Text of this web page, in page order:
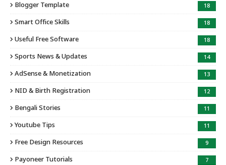
Blogger Template 18
Smart Office Skills 18
Useful Free Software 18
Sports News & Updates 14
AdSense & Monetization 13
NID & Birth Registration 12
Bengali Stories 11
Youtube Tips 11
Free Design Resources 9
Payoneer Tutorials 7